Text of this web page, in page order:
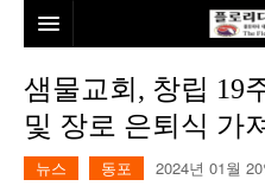
본사소개
뉴스
샘물교회, 창립 19
및 장로 은퇴식 가
뉴스 동포 2024년 01월 20